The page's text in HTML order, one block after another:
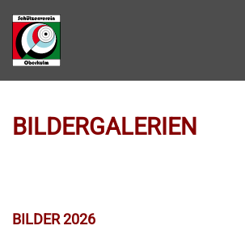
Zum Hauptinhalt springen
BILDERGALERIEN
BILDER 2026